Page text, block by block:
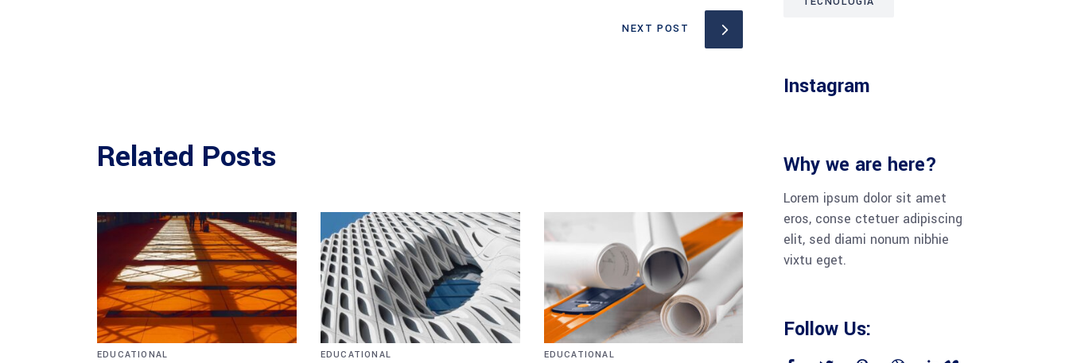
NEXT POST
Related Posts
EDUCATIONAL EDUCATIONAL EDUCATIONAL
Instagram
Why we are here?
Lorem ipsum dolor sit amet
eros, conse ctetuer adipiscing
elit, sed diami nonum nibhie
vixtu eget.
Follow Us: